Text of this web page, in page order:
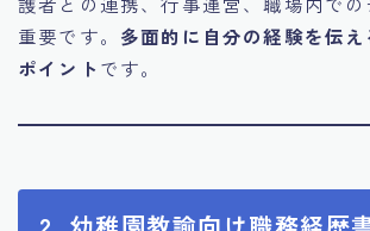
重要です。 多面的に自分の経験を伝
ポイント です。